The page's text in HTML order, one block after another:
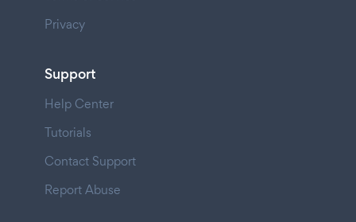
Privacy
Support
Help Center
Tutorials
Contact Support
Report Abuse